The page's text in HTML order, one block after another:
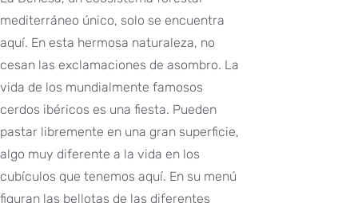
mediterráneo único, solo se encuentra
aquí. En esta hermosa naturaleza, no
cesan las exclamaciones de asombro. La
vida de los mundialmente famosos
cerdos ibéricos es una fiesta. Pueden
pastar libremente en una gran superficie,
algo muy diferente a la vida en los
cubículos que tenemos aquí. En su menú
figuran las bellotas de las diferentes